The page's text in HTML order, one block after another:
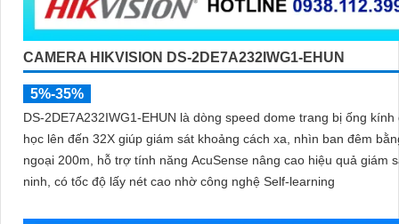
CAMERA HIKVISION DS-2DE7A232IWG1-EHUN
5%-35%
DS-2DE7A232IWG1-EHUN là dòng speed dome trang bị ống kính
học lên đến 32X giúp giám sát khoảng cách xa, nhìn ban đêm
ngoại 200m, hỗ trợ tính năng AcuSense nâng cao hiệu quả giám
ninh, có tốc độ lấy nét cao nhờ công nghệ Self-learning